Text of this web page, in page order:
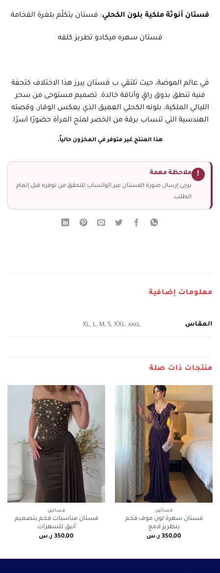
فستان أنوثة ملكية بلون الكحلي: فستان يتكلّم بلغرة الفخامة
فستان سهره ميكادو تطريز كلفه
في عالم الموضة، حيث تلتقي ب فستان يبرز هذا الاختلاف كتحفة
فنية تنطق بذوق راقٍ وأناقة خالدة. تصميم مستوحى من سحر
الليالي الملكية، بلونه الكحلي العميق الذي يعكس الوقار، وقصته
الهندسية التي تنساب برقة من الخصر لمنح المرأة حضورًا آسرًا.
هذا المنتج غير متوفر في المخزون حالياً.
! ملاحظة مهمة
يرجى إرسال صورة الفستان عبر الواتساب للتحقق من توفره قبل إتمام
الطلب.
معلومات إضافية
المقاس XL, L, M, S, XXL, xxxL
منتجات ذات صلة
فساتين
فستان سهرة لون موف فخم
بتطريز لامع
350,00 ر.س
فساتين
فستان مناسبات فخم بتصميم
أنيق للسهرات
350,00 ر.س